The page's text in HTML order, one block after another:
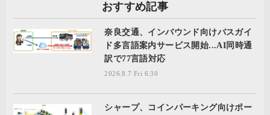
おすすめ記事
奈良交通、インバウンド向けバスガイ
ド多言語案内サービス開始...AI同時通
訳で77言語対応
2026.8.7 Fri 6:30
シャープ、コインパーキング向けポー